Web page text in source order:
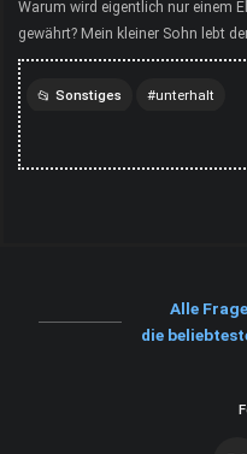
Warum wird eigentlich nur einem
gewährt? Mein kleiner Sohn lebt
Vater will den Unterhalt nicht
Sonstiges unterhalt
Alle
die